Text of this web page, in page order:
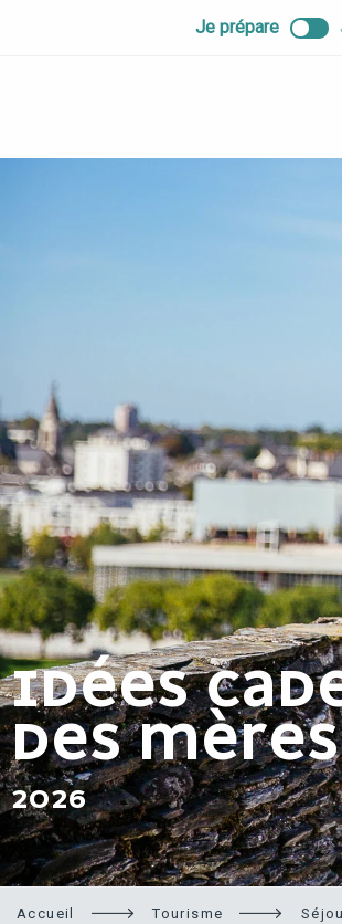
Je prépare
IDÉES
DES MÈRES
2026
Accueil Tourisme